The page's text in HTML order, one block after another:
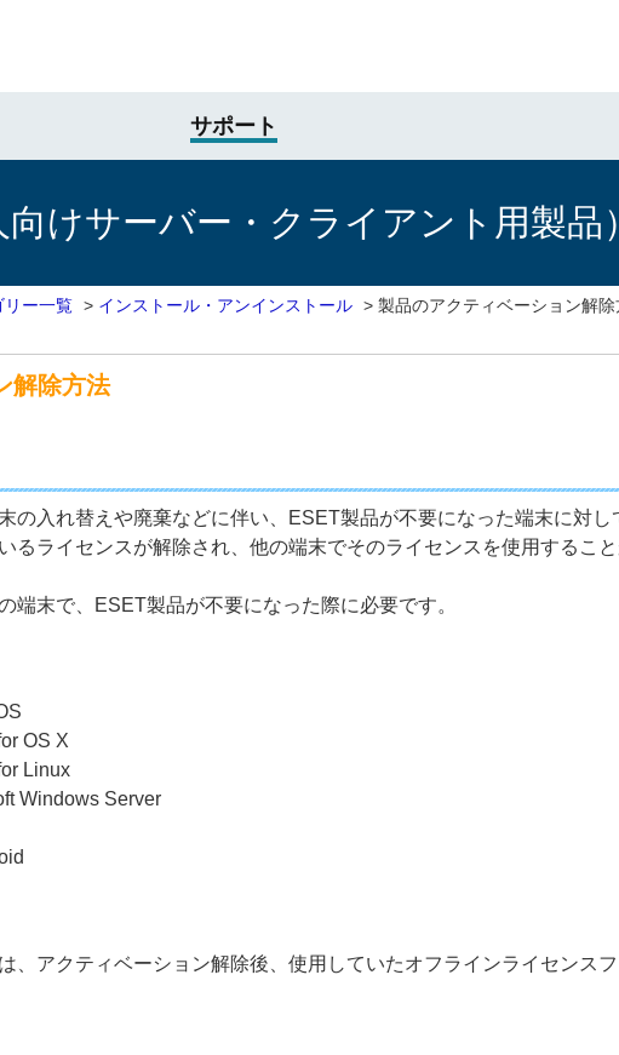
サポート
けサーバー・クライアント用製品）
リー一覧 > インストール・アンインストール > 製品のアクティベーション解除
解除方法
の入れ替えや廃棄などに伴い、ESET製品が不要になった端末に対し
るライセンスが解除され、他の端末でそのライセンスを使用すること
端末で、ESET製品が不要になった際に必要です。
OS X
Linux
Windows Server
、アクティベーション解除後、使用していたオフラインライセンス